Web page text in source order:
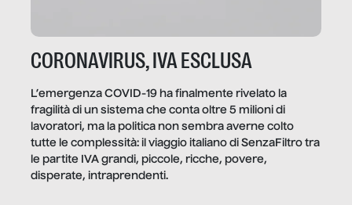
CORONAVIRUS, IVA ESCLUSA
L’emergenza COVID-19 ha finalmente rivelato la
fragilità di un sistema che conta oltre 5 milioni di
lavoratori, ma la politica non sembra averne colto
tutte le complessità: il viaggio italiano di SenzaFiltro tra
le partite IVA grandi, piccole, ricche, povere,
disperate, intraprendenti.